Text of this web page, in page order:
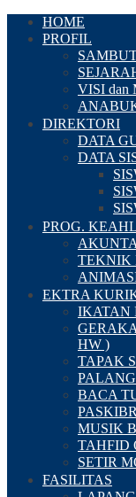
HOME
PROFIL
VISI dan
DIREKTORI
DATA
DATA
PROG.
TEKNIK
EKTRA
IKATAN
HW )
TAPAK
BACA
MUSIK
TAHFID
SETIR
FASILITAS